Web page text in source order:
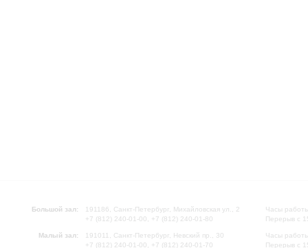
Большой зал:
191186, Санкт-Петербург, Михайловская ул., 2
+7 (812) 240-01-00, +7 (812) 240-01-80
Малый зал:
191011, Санкт-Петербург, Невский пр., 30
+7 (812) 240-01-00, +7 (812) 240-01-70
Часы
Перерыв с
Часы
Перерыв с